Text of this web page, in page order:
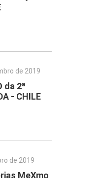
de 2019
da 2ª
- CHILE
de 2019
MeXmo